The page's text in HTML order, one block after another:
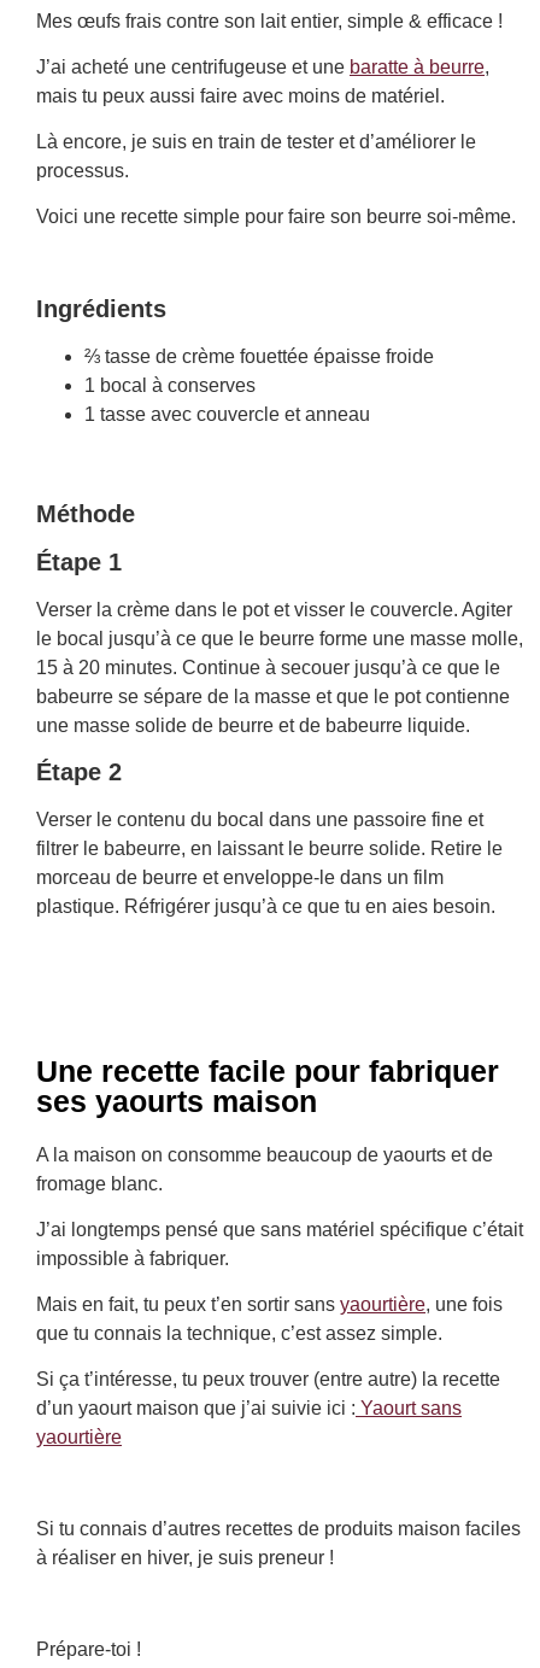
Mes œufs frais contre son lait entier, simple & efficace !
J’ai acheté une centrifugeuse et une ​​ baratte à beurre,
mais tu peux aussi faire avec moins de matériel.
Là encore, je suis en train de tester et d’améliorer le
processus.
Voici une recette simple pour faire son beurre soi-même.
Ingrédients
⅔ tasse de crème fouettée épaisse froide
1 bocal à conserves
1 tasse avec couvercle et anneau
Méthode
Étape 1
Verser la crème dans le pot et visser le couvercle. Agiter
le bocal jusqu’à ce que le beurre forme une masse molle,
15 à 20 minutes. Continue à secouer jusqu’à ce que le
babeurre se sépare de la masse et que le pot contienne
une masse solide de beurre et de babeurre liquide.
Étape 2
Verser le contenu du bocal dans une passoire fine et
filtrer le babeurre, en laissant le beurre solide. Retire le
morceau de beurre et enveloppe-le dans un film
plastique. Réfrigérer jusqu’à ce que tu en aies besoin.
Une recette facile pour fabriquer
ses yaourts maison
A la maison on consomme beaucoup de yaourts et de
fromage blanc.
J’ai longtemps pensé que sans matériel spécifique c’était
impossible à fabriquer.
Mais en fait, tu peux t’en sortir sans yaourtière, une fois
que tu connais la technique, c’est assez simple.
Si ça t’intéresse, tu peux trouver (entre autre) la recette
d’un yaourt maison que j’ai suivie ici : Yaourt sans
yaourtière
Si tu connais d’autres recettes de produits maison faciles
à réaliser en hiver, je suis preneur !
Prépare-toi !